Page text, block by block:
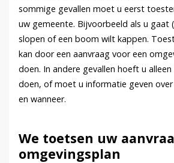
sommige gevallen moet u eerst
uw gemeente. Bijvoorbeeld als u gaat
slopen of een boom wilt kappen.
kan door een aanvraag voor een
doen. In andere gevallen hoeft u
doen, of moet u informatie geven
en wanneer.
We toetsen uw
omgevingsplan